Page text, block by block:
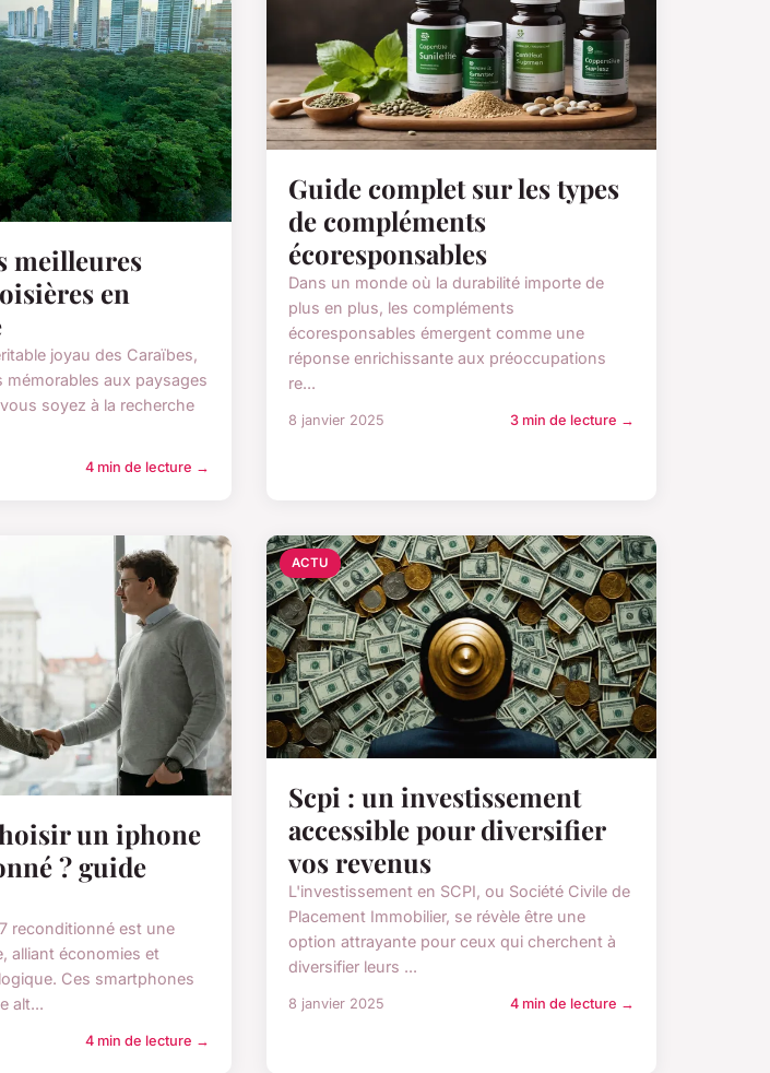
meilleures
en
joyau des Caraïbes,
mémorables aux paysages
soyez à la recherche
4 min de lecture →
Guide complet sur les types
de compléments
écoresponsables
Dans un monde où la durabilité importe de
plus en plus, les compléments
écoresponsables émergent comme une
réponse enrichissante aux préoccupations
re...
8 janvier 2025 3 min de lecture →
un iphone
? guide
reconditionné est une
alliant économies et
Ces smartphones
alt...
4 min de lecture →
ACTU
Scpi : un investissement
accessible pour diversifier
vos revenus
L'investissement en SCPI, ou Société Civile de
Placement Immobilier, se révèle être une
option attrayante pour ceux qui cherchent à
diversifier leurs ...
8 janvier 2025 4 min de lecture →